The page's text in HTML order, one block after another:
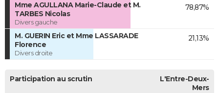
Mme AGULLANA Marie-Claude et M.
TARBES Nicolas
Divers gauche
78,87%
M. GUERIN Eric et Mme LASSARADE
Florence
Divers droite
21,13%
Participation au scrutin
L'Entre-Deux-
Mers